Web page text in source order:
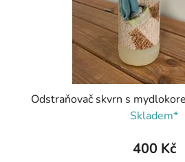
Odstraňovač skvrn s
Skladem*
400 Kč